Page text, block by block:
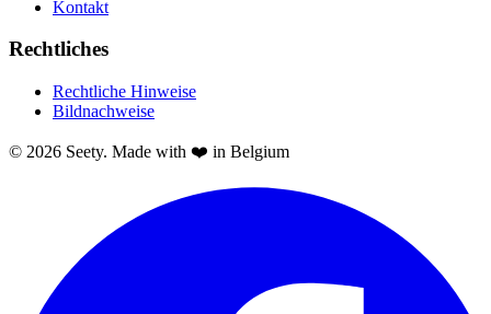
Kontakt
Rechtliches
Rechtliche Hinweise
Bildnachweise
© 2026 Seety. Made with ❤️ in Belgium